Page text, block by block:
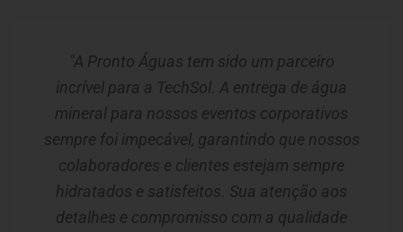
"A Pronto Águas tem sido um parceiro
incrível para a TechSol. A entrega de água
mineral para nossos eventos corporativos
sempre foi impecável, garantindo que nossos
colaboradores e clientes estejam sempre
hidratados e satisfeitos. Sua atenção aos
detalhes e compromisso com a qualidade